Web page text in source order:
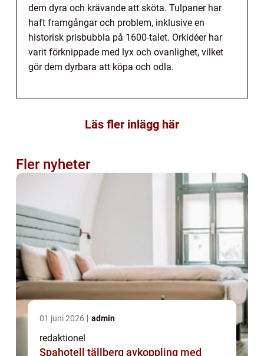
dem dyra och krävande att sköta. Tulpaner har
haft framgångar och problem, inklusive en
historisk prisbubbla på 1600-talet. Orkidéer har
varit förknippade med lyx och ovanlighet, vilket
gör dem dyrbara att köpa och odla.
Läs fler inlägg här
Fler nyheter
01 juni 2026 admin
redaktionel
Spahotell tällberg avkoppling med